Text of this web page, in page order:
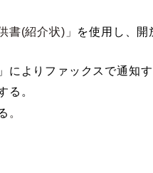
書(紹介状)」 を使用し、
よりファックスで通知す
る。
。